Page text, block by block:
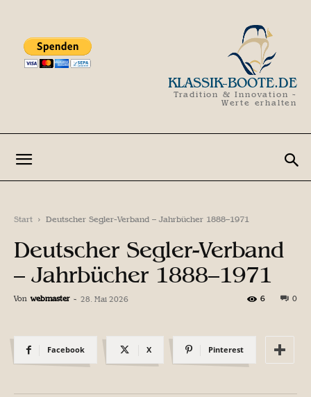
KLASSIK-BOOTE.DE
Tradition & Innovation -
Werte erhalten
Start Deutscher Segler-Verband – Jahrbücher 1888–1971
Deutscher Segler-Verband
– Jahrbücher 1888–1971
Von webmaster - 28. Mai 2026 0
6
Facebook X Pinterest